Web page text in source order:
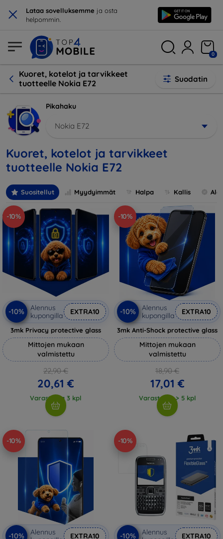
× Lataa sovelluksemme ja osta
helpommin.
0
Kuoret, kotelot ja tarvikkeet
tuotteelle Nokia E72
Suodatin
Pikahaku
Nokia E72
Kuoret, kotelot ja tarvikkeet
tuotteelle Nokia E72
Suositellut Myydyimmät Halpa Kallis
-10%
-10%
Alennus
kupongilla
EXTRA10
3mk Privacy protective glass
Mittojen mukaan
valmistettu
22,90 €
20,61 €
Varastossa 3 kpl
-10%
-10%
Alennus
kupongilla
EXTRA10
3mk Anti-Shock protective glass
Mittojen mukaan
valmistettu
18,90 €
17,01 €
Varastossa > 5 kpl
-10%
-10%
Alennus
EXTRA10
-10%
-10%
Alennus
EXTRA10